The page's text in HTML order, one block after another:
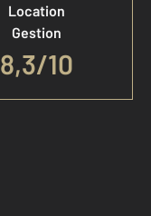
Location
Gestion
8,3/10